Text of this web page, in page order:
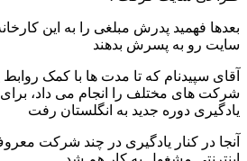
بعدها فهمید پدرش مبلغی را به این
سایت رو به پسرش بدهند
آقای سپیدنام که تا مدت ها با کمک
شرکت های مختلف را انجام می داد،
یادگیری دوره جدید به انگلستان رفت
آنجا در کنار یادگیری در چند شرکت